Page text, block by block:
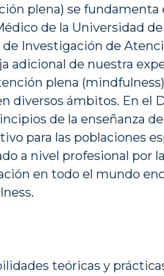
plena) se fundamenta
de la Universidad
Investigación de
adicional de nuestra
plena
diversos ámbitos. En el
de la enseñanza
para las poblaciones
a nivel profesional por
en todo el mundo
teóricas y